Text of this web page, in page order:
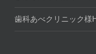
歯科あべクリニック様